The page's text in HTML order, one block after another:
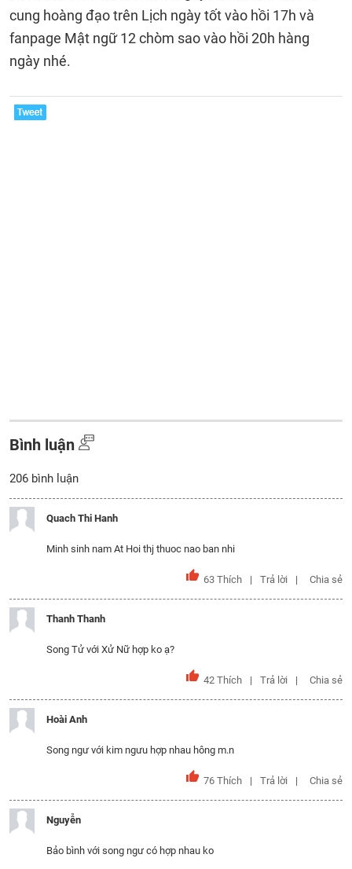
cung hoàng đạo trên Lịch ngày tốt vào hồi 17h và
fanpage Mật ngữ 12 chòm sao vào hồi 20h hàng
ngày nhé.
Bình luận
206 bình luận
Quach Thi Hanh
Minh sinh nam At Hoi thj thuoc nao ban nhi
63 Thích Trả lời Chia sẻ
Thanh Thanh
Song Tử với Xử Nữ hợp ko ạ?
42 Thích Trả lời Chia sẻ
Hoài Anh
Song ngư với kim ngưu hợp nhau hông m.n
76 Thích Trả lời Chia sẻ
Nguyễn
Bảo bình với song ngư có hợp nhau ko